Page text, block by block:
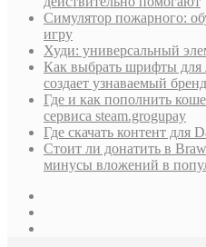
Симулятор пожарного:
игру
Худи: универсальный
Как выбрать шрифты для
создает узнаваемый бренд
Где и как пополнить
сервиса steam.grogupay
Где скачать контент для
Стоит ли донатить в
минусы вложений в